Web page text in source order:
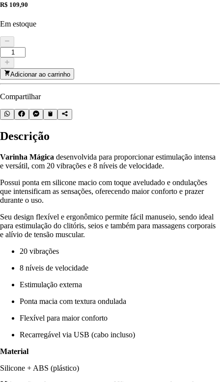
R$ 109,90
Em estoque
Adicionar ao carrinho
Compartilhar
Descrição
Varinha Mágica desenvolvida para proporcionar estimulação intensa
e versátil, com 20 vibrações e 8 níveis de velocidade.
Possui ponta em silicone macio com toque aveludado e ondulações
que intensificam as sensações, oferecendo maior conforto e prazer
durante o uso.
Seu design flexível e ergonômico permite fácil manuseio, sendo ideal
para estimulação do clitóris, seios e também para massagens corporais
e alívio de tensão muscular.
20 vibrações
8 níveis de velocidade
Estimulação externa
Ponta macia com textura ondulada
Flexível para maior conforto
Recarregável via USB (cabo incluso)
Material
Silicone + ABS (plástico)